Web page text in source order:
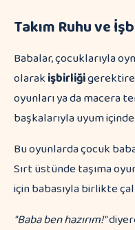
Takım Ruhu ve
Babalar, çocuklarıyla
olarakişbirliği
oyunları ya da macera
başkalarıyla uyum
Bu oyunlarda çocuk
Sırt üstünde taşıma
için babasıyla birlikte
"Baba ben hazırım!"